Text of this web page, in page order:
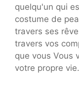
quelqu'un qui
costume de
travers ses
travers vos
que vous Vous
votre propre vie.